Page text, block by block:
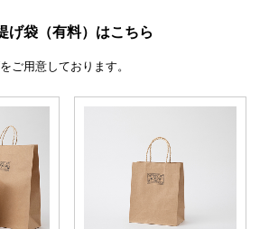
げ袋（有料）はこちら
ご用意しております。